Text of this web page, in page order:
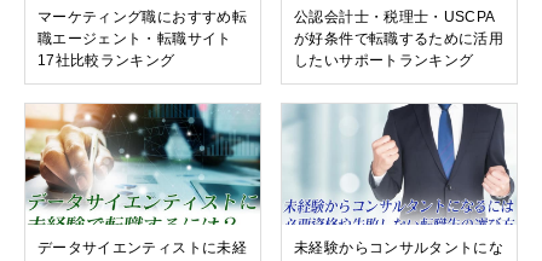
マーケティング職におすすめ転
職エージェント・転職サイト
17社比較ランキング
公認会計士・税理士・USCPA
が好条件で転職するために活用
したいサポートランキング
データサイエンティストに未経 未経験からコンサルタントにな